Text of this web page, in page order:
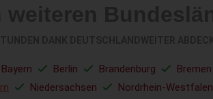
Bayern Berlin Brandenburg Bremen
Niedersachsen Nordrhein-Westfalen